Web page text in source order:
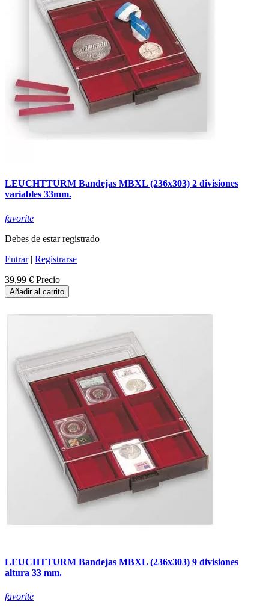
LEUCHTTURM Bandejas MBXL (236x303) 2 divisiones
variables 33mm.
favorite
Debes de estar registrado
Entrar| Registrarse
39,99 € Precio
Añadir al carrito
LEUCHTTURM Bandejas MBXL (236x303) 9 divisiones
altura 33 mm.
favorite